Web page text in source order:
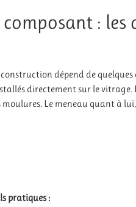
composant : les
dépend de
directement sur le vitrage.
moulures. Le meneau quant à
pratiques :